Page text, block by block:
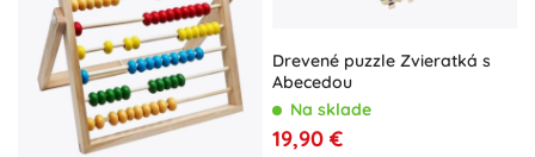
Drevené puzzle Zvieratká s
Abecedou
Na sklade
19,90 €